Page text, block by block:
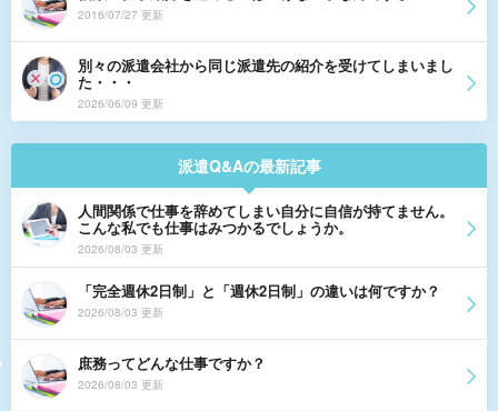
2016/07/27 更新
別々の派遣会社から同じ派遣先の紹介を受けてしまいまし
た・・・
2026/06/09 更新
派遣Q&Aの最新記事
人間関係で仕事を辞めてしまい自分に自信が持てません。
こんな私でも仕事はみつかるでしょうか。
2026/08/03 更新
「完全週休2日制」と「週休2日制」の違いは何ですか？
2026/08/03 更新
庶務ってどんな仕事ですか？
2026/08/03 更新